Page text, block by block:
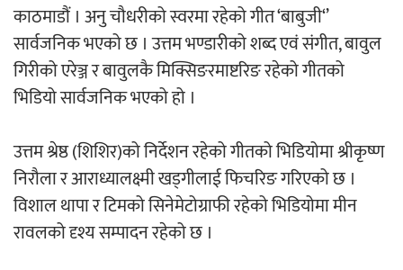
‘ईयुमा डट कम’ले बुधबारदेखि आफ्नो
औपचारिक सेवा सञ्चालनमा
काठमाडौं । अनु चौधरीको स्वरमा रहेको गीत ‘बाबुजी‘’
सार्वजनिक भएको छ । उत्तम भण्डारीको शब्द एवं संगीत, बावुल
गिरीको एरेञ्ज र बावुलकै मिक्सिङरमाष्टरिङ रहेको गीतको
भिडियो सार्वजनिक भएको हो ।
उत्तम श्रेष्ठ (शिशिर)को निर्देशन रहेको गीतको भिडियोमा श्रीकृष्ण
निरौला र आराध्यालक्ष्मी खड्गीलाई फिचरिङ गरिएको छ ।
विशाल थापा र टिमको सिनेमेटोग्राफी रहेको भिडियोमा मीन
रावलको दृश्य सम्पादन रहेको छ ।